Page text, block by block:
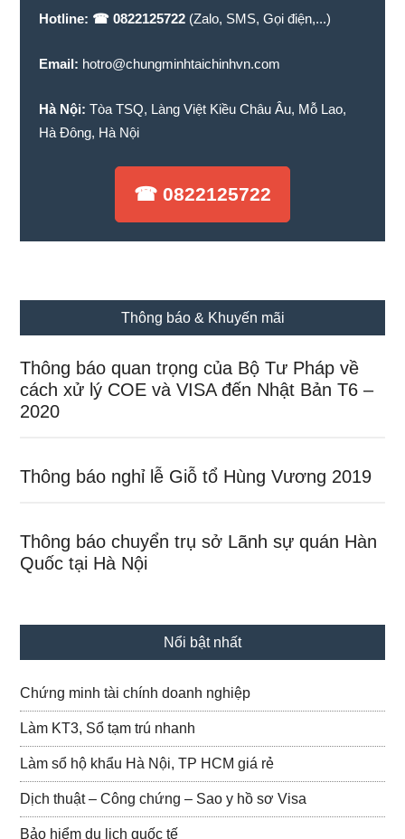
Hotline: ☎ 0822125722 (Zalo, SMS, Gọi điện,...)
Email: hotro@chungminhtaichinhvn.com
Hà Nội: Tòa TSQ, Làng Việt Kiều Châu Âu, Mỗ Lao,
Hà Đông, Hà Nội
☎ 0822125722
Thông báo & Khuyến mãi
Thông báo quan trọng của Bộ Tư Pháp về
cách xử lý COE và VISA đến Nhật Bản T6 –
2020
Thông báo nghỉ lễ Giỗ tổ Hùng Vương 2019
Thông báo chuyển trụ sở Lãnh sự quán Hàn
Quốc tại Hà Nội
Nổi bật nhất
Chứng minh tài chính doanh nghiệp
Làm KT3, Sổ tạm trú nhanh
Làm sổ hộ khẩu Hà Nội, TP HCM giá rẻ
Dịch thuật – Công chứng – Sao y hồ sơ Visa
Bảo hiểm du lịch quốc tế